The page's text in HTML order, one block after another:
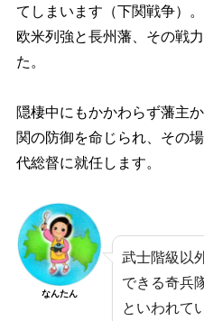
てしまいます（下関戦争）。
欧米列強と長州藩、その戦
た。
隠棲中にもかかわらず藩主
関の防御を命じられ、 その
代総督に就任します。
なんたん
武士階級以
できる奇兵
といわれて